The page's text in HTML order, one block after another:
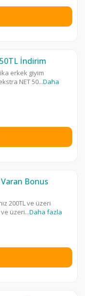
İndirim
erkek giyim
NET 50...Daha
Bonus
200TL ve üzeri
ve üzeri...Daha fazla